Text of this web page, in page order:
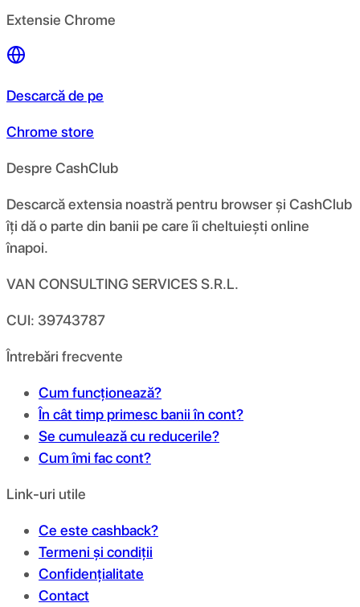
Extensie Chrome
Descarcă de pe
Chrome store
Despre CashClub
Descarcă extensia noastră pentru browser și CashClub
îți dă o parte din banii pe care îi cheltuiești online
înapoi.
VAN CONSULTING SERVICES S.R.L.
CUI: 39743787
Întrebări frecvente
Cum funcționează?
În cât timp primesc banii în cont?
Se cumulează cu reducerile?
Cum îmi fac cont?
Link-uri utile
Ce este cashback?
Termeni și condiții
Confidențialitate
Contact